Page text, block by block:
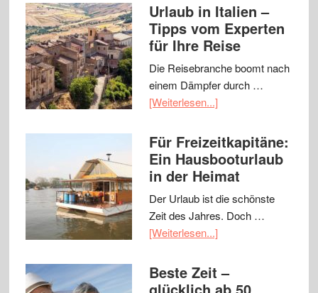
Urlaub in Italien –
Tipps vom Experten
für Ihre Reise
Die Reisebranche boomt nach
einem Dämpfer durch …
[Weiterlesen...]
Für Freizeitkapitäne:
Ein Hausbooturlaub
in der Heimat
Der Urlaub ist die schönste
Zeit des Jahres. Doch …
[Weiterlesen...]
Beste Zeit –